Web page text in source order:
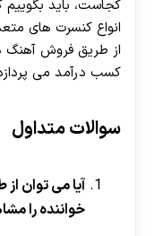
کجاست، باید بگوییم
انواع کنسرت های
از طریق فروش آهنگ
کسب درآمد می
سوالات متداول
آیا می توان
خواننده را